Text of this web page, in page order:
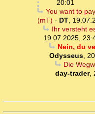
20:01
You want to
(mT) - DT,
Ihr versteht
19.07.2025,
Nein, du
Odysseus,
Die
day-trader,